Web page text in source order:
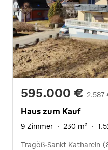
595.000 € 2.587
Haus zum Kauf
9 Zimmer · 230 m² ·
Tragöß-Sankt Katharein